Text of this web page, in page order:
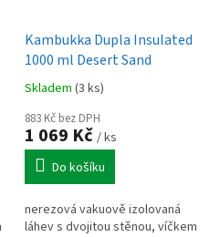
Kambukka Dupla Insulated
1000 ml Desert Sand
Skladem (3 ks)
883 Kč bez DPH
1 069 Kč / ks
Do košíku
nerezová vakuově izolovaná
láhev s dvojitou stěnou, víčkem